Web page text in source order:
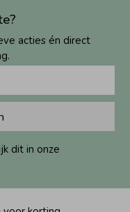
acties én direct
dit in onze